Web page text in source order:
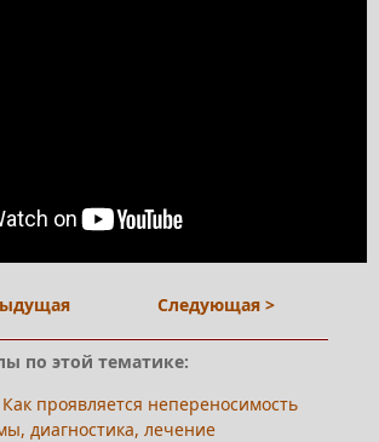
Следующая >
по этой тематике:
Как проявляется непереносимость
диагностика, лечение